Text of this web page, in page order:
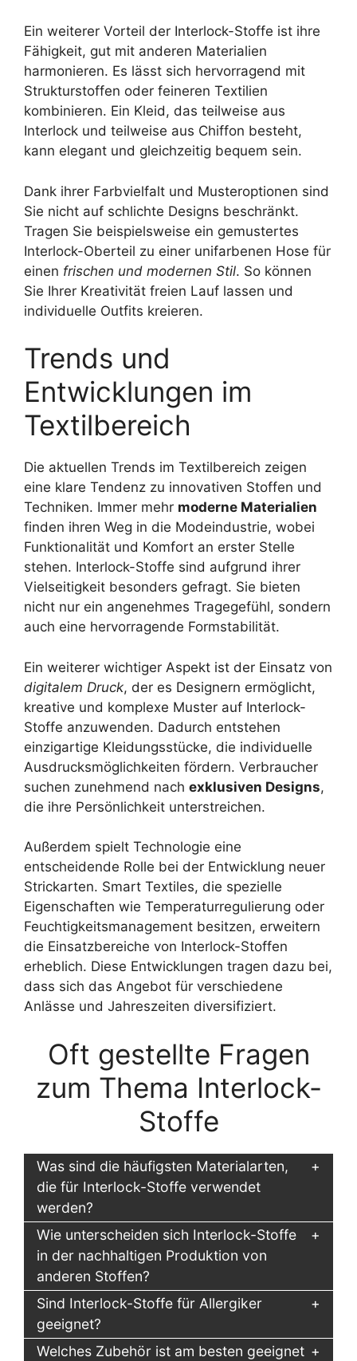
Ein weiterer Vorteil der Interlock-Stoffe ist ihre
Fähigkeit, gut mit anderen Materialien
harmonieren. Es lässt sich hervorragend mit
Strukturstoffen oder feineren Textilien
kombinieren. Ein Kleid, das teilweise aus
Interlock und teilweise aus Chiffon besteht,
kann elegant und gleichzeitig bequem sein.
Dank ihrer Farbvielfalt und Musteroptionen sind
Sie nicht auf schlichte Designs beschränkt.
Tragen Sie beispielsweise ein gemustertes
Interlock-Oberteil zu einer unifarbenen Hose für
einen frischen und modernen Stil. So können
Sie Ihrer Kreativität freien Lauf lassen und
individuelle Outfits kreieren.
Trends und
Entwicklungen im
Textilbereich
Die aktuellen Trends im Textilbereich zeigen
eine klare Tendenz zu innovativen Stoffen und
Techniken. Immer mehr moderne Materialien
finden ihren Weg in die Modeindustrie, wobei
Funktionalität und Komfort an erster Stelle
stehen. Interlock-Stoffe sind aufgrund ihrer
Vielseitigkeit besonders gefragt. Sie bieten
nicht nur ein angenehmes Tragegefühl, sondern
auch eine hervorragende Formstabilität.
Ein weiterer wichtiger Aspekt ist der Einsatz von
digitalem Druck, der es Designern ermöglicht,
kreative und komplexe Muster auf Interlock-
Stoffe anzuwenden. Dadurch entstehen
einzigartige Kleidungsstücke, die individuelle
Ausdrucksmöglichkeiten fördern. Verbraucher
suchen zunehmend nach exklusiven Designs,
die ihre Persönlichkeit unterstreichen.
Außerdem spielt Technologie eine
entscheidende Rolle bei der Entwicklung neuer
Strickarten. Smart Textiles, die spezielle
Eigenschaften wie Temperaturregulierung oder
Feuchtigkeitsmanagement besitzen, erweitern
die Einsatzbereiche von Interlock-Stoffen
erheblich. Diese Entwicklungen tragen dazu bei,
dass sich das Angebot für verschiedene
Anlässe und Jahreszeiten diversifiziert.
Oft gestellte Fragen
zum Thema Interlock-
Stoffe
Was sind die häufigsten Materialarten,
die für Interlock-Stoffe verwendet
werden?
Wie unterscheiden sich Interlock-Stoffe
in der nachhaltigen Produktion von
anderen Stoffen?
Sind Interlock-Stoffe für Allergiker
geeignet?
Welches Zubehör ist am besten geeignet